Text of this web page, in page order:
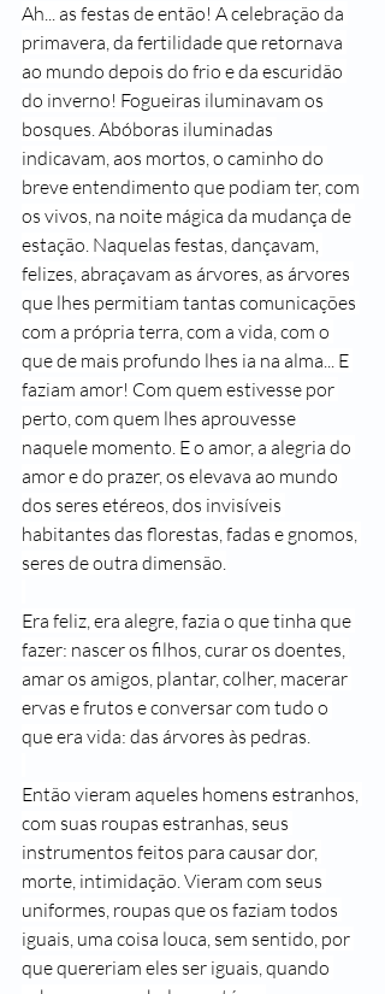
Ah... as festas de então! A celebração da
primavera, da fertilidade que retornava
ao mundo depois do frio e da escuridão
do inverno! Fogueiras iluminavam os
bosques. Abóboras iluminadas
indicavam, aos mortos, o caminho do
breve entendimento que podiam ter, com
os vivos, na noite mágica da mudança de
estação. Naquelas festas, dançavam,
felizes, abraçavam as árvores, as árvores
que lhes permitiam tantas comunicações
com a própria terra, com a vida, com o
que de mais profundo lhes ia na alma... E
faziam amor! Com quem estivesse por
perto, com quem lhes aprouvesse
naquele momento. E o amor, a alegria do
amor e do prazer, os elevava ao mundo
dos seres etéreos, dos invisíveis
habitantes das florestas, fadas e gnomos,
seres de outra dimensão.
Era feliz, era alegre, fazia o que tinha que
fazer: nascer os filhos, curar os doentes,
amar os amigos, plantar, colher, macerar
ervas e frutos e conversar com tudo o
que era vida: das árvores às pedras.
Então vieram aqueles homens estranhos,
com suas roupas estranhas, seus
instrumentos feitos para causar dor,
morte, intimidação. Vieram com seus
uniformes, roupas que os faziam todos
iguais, uma coisa louca, sem sentido, por
que quereriam eles ser iguais, quando